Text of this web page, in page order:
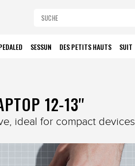
SESSUN DES PETITS HAUTS SUIT
12-13''
ideal for compact devices